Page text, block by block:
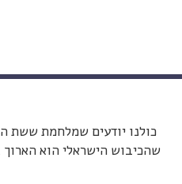
כולנו יודעים שמלחמת ששת
שהכיבוש הישראלי הוא הארוך